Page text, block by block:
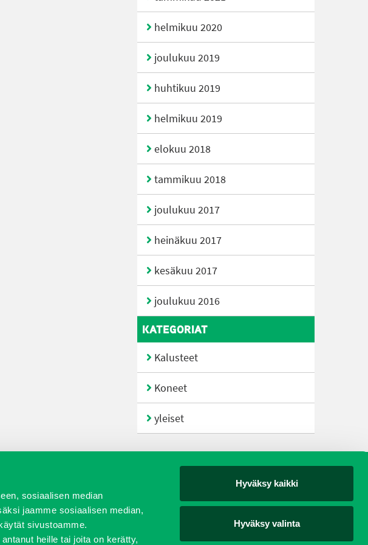
sosiaalisen median
jaamme sosiaalisen median,
sivustoamme.
heille tai joita on kerätty,
Hyväksy kaikki
Hyväksy valinta
helmikuu 2020
joulukuu 2019
huhtikuu 2019
helmikuu 2019
elokuu 2018
tammikuu 2018
joulukuu 2017
heinäkuu 2017
kesäkuu 2017
joulukuu 2016
KATEGORIAT
Kalusteet
Koneet
yleiset
Jälleenmyyjät